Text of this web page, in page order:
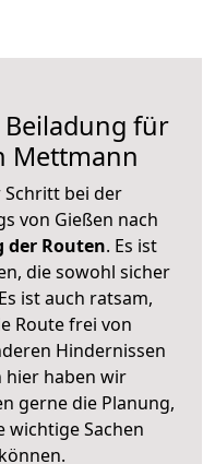
für
Mettmann
bei der
von Gießen nach
Routen. Es ist
die sowohl sicher
ist auch ratsam,
Route frei von
Hindernissen
hier haben wir
gerne die Planung,
wichtige Sachen